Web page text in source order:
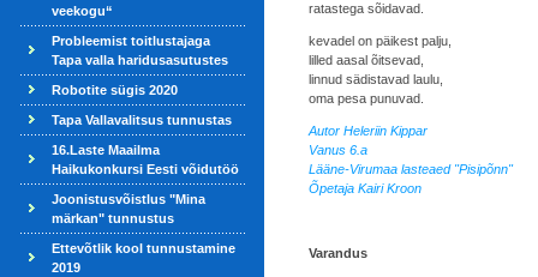
veekogu“
Probleemist toitlustajaga
Tapa valla haridusasutustes
Robotite sügis 2020
Tapa Vallavalitsus tunnustas
16.Laste Maailma
Haikukonkursi Eesti võidutöö
Joonistusvõistlus "Mina
märkan" tunnustus
Ettevõtlik kool tunnustamine
2019
ratastega sõidavad.
kevadel on päikest palju,
lilled aasal õitsevad,
linnud sädistavad laulu,
oma pesa punuvad.
Autor Heleriin Kippar
Vanus 6.a
Lääne-Virumaa lasteaed "Pisipõnn"
Õpetaja Kairi Kroon
Varandus